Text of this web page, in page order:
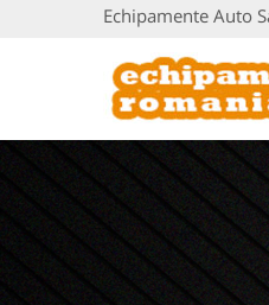
Echipamente Auto